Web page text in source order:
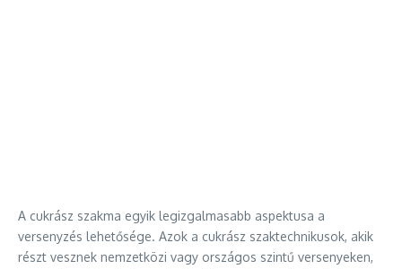
A cukrász szakma egyik legizgalmasabb aspektusa a
versenyzés lehetősége. Azok a cukrász szaktechnikusok, akik
részt vesznek nemzetközi vagy országos szintű versenyeken,